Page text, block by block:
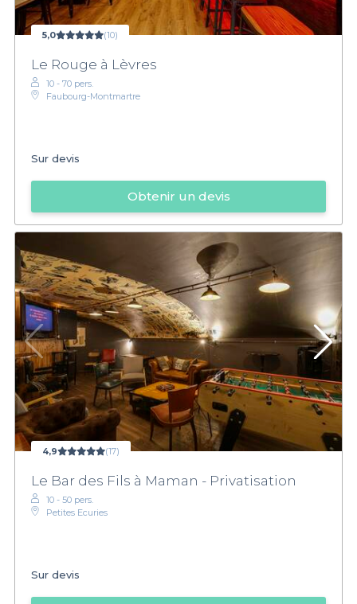
5,0 (10)
Le Rouge à Lèvres
10 - 70 pers.
Faubourg-Montmartre
Sur devis
Obtenir un devis
4,9 (17)
Le Bar des Fils à Maman - Privatisation
10 - 50 pers.
Petites Ecuries
Sur devis